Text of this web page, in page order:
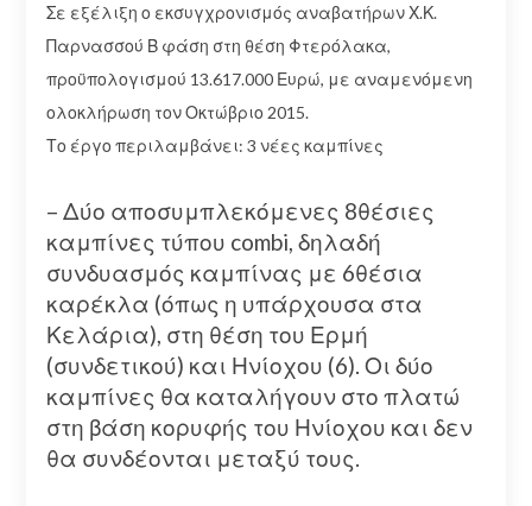
Σε εξέλιξη ο εκσυγχρονισμός αναβατήρων Χ.Κ.
Παρνασσού Β φάση στη θέση Φτερόλακα,
προϋπολογισμού 13.617.000 Ευρώ, με αναμενόμενη
ολοκλήρωση τον Οκτώβριο 2015.
Το έργο περιλαμβάνει: 3 νέες καμπίνες
– Δύο αποσυμπλεκόμενες 8θέσιες
καμπίνες τύπου combi, δηλαδή
συνδυασμός καμπίνας με 6θέσια
καρέκλα (όπως η υπάρχουσα στα
Κελάρια), στη θέση του Ερμή
(συνδετικού) και Ηνίοχου (6). Οι δύο
καμπίνες θα καταλήγουν στο πλατώ
στη βάση κορυφής του Ηνίοχου και δεν
θα συνδέονται μεταξύ τους.